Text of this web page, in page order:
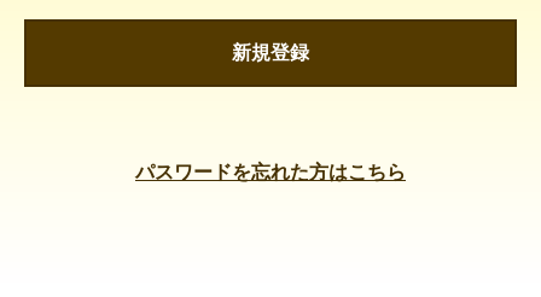
新規登録
パスワードを忘れた方はこちら